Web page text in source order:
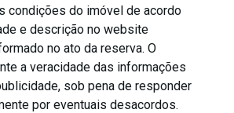
condições do imóvel de acordo
e descrição no website
no ato da reserva. O
a veracidade das informações
sob pena de responder
por eventuais desacordos.